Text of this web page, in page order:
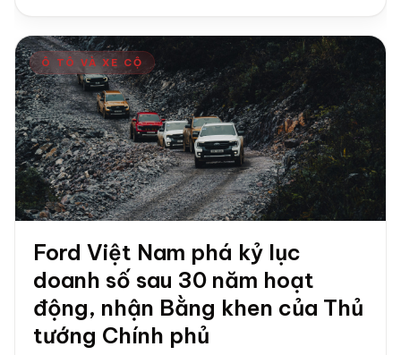
Ô TÔ VÀ XE CỘ
Ford Việt Nam phá kỷ lục
doanh số sau 30 năm hoạt
động, nhận Bằng khen của Thủ
tướng Chính phủ